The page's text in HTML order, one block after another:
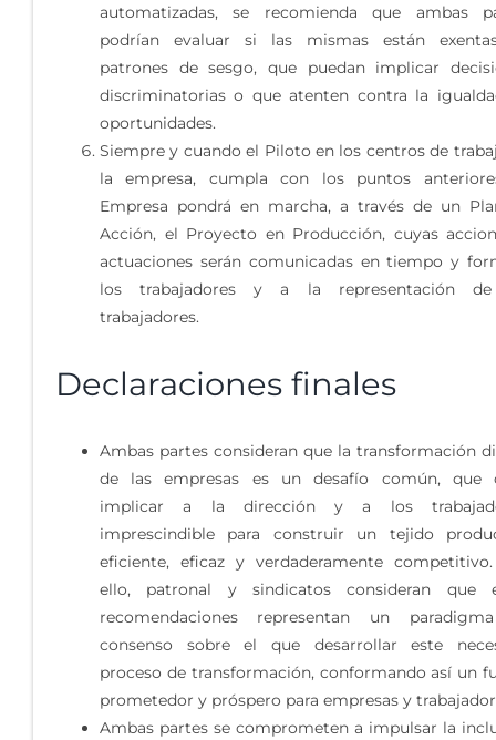
automatizadas, se recomienda que ambas
podrían evaluar si las mismas están
patrones de sesgo, que puedan implicar
discriminatorias o que atenten contra la
oportunidades.
Siempre y cuando el Piloto en los centros de
la empresa, cumpla con los puntos
Empresa pondrá en marcha, a través de un
Acción, el Proyecto en Producción, cuyas
actuaciones serán comunicadas en tiempo y
los trabajadores y a la representación
trabajadores.
Declaraciones finales
Ambas partes consideran que la transformación
de las empresas es un desafío común, que
implicar a la dirección y a los
imprescindible para construir un tejido
eficiente, eficaz y verdaderamente
ello, patronal y sindicatos consideran que
recomendaciones representan un
consenso sobre el que desarrollar este
proceso de transformación, conformando así un
prometedor y próspero para empresas y
Ambas partes se comprometen a impulsar la